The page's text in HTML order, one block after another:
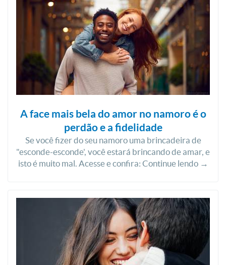
A face mais bela do amor no namoro é o
perdão e a fidelidade
Se você fizer do seu namoro uma brincadeira de
"esconde-esconde', você estará brincando de amar, e
isto é muito mal. Acesse e confira: Continue lendo →